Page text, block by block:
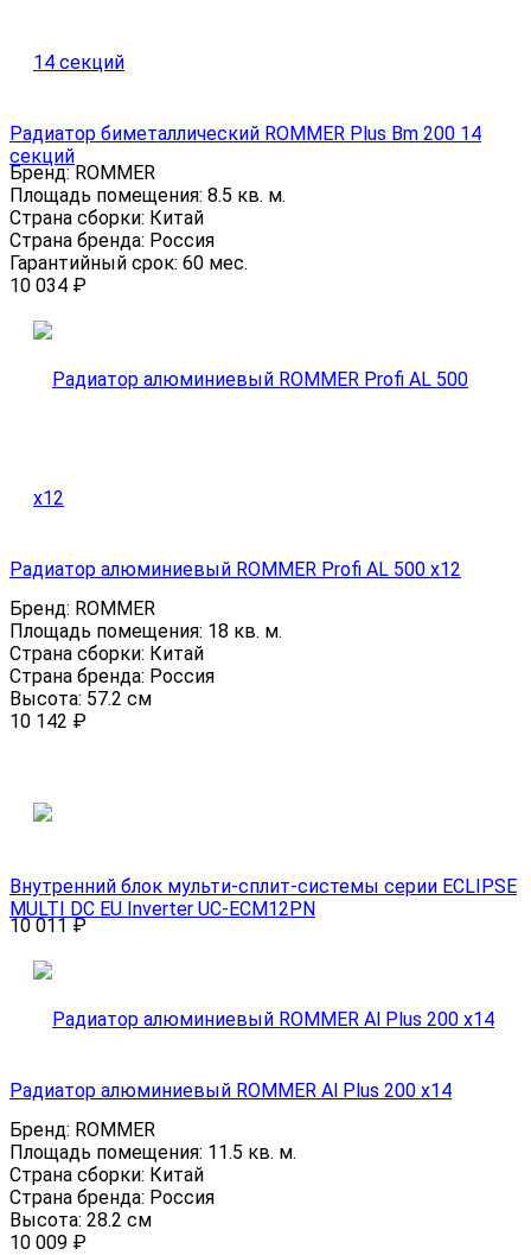
Радиатор биметаллический ROMMER Plus Bm 200 14
секций
Бренд:ROMMER
Площадь помещения: 8.5 кв. м.
Страна сборки: Китай
Страна бренда: Россия
Гарантийный срок: 60 мес.
10 034 ₽
Радиатор алюминиевый ROMMER Profi AL 500 x12
Бренд: ROMMER
Площадь помещения: 18 кв. м.
Страна сборки: Китай
Страна бренда: Россия
Высота: 57.2 см
10 142 ₽
Внутренний блок мульти-сплит-системы серии ECLIPSE
MULTI DC EU Inverter UC-ECM12PN
10 011₽
Радиатор алюминиевый ROMMER Al Plus 200 x14
Бренд: ROMMER
Площадь помещения: 11.5 кв. м.
Страна сборки: Китай
Страна бренда: Россия
Высота: 28.2 см
10 009 ₽